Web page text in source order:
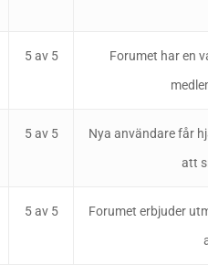
5 av 5
Forumet har en
5 av 5
Nya användare får
att
5 av 5
Forumet erbjuder